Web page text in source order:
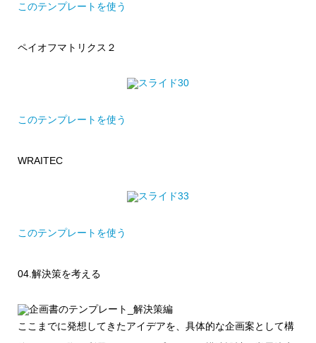
このテンプレートを使う
ペイオフマトリクス２
このテンプレートを使う
WRAITEC
このテンプレートを使う
04.解決策を考える
ここまでに発想してきたアイデアを、具体的な企画案として構